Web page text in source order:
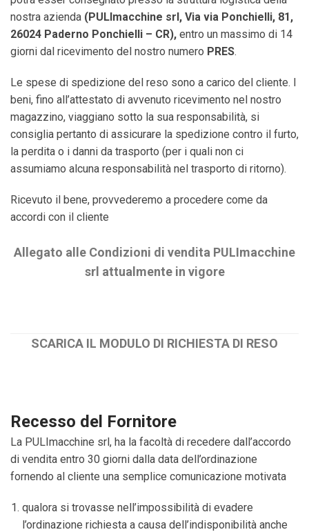
nostra azienda (PULImacchine srl, Via via Ponchielli, 81,
26024 Paderno Ponchielli – CR), entro un massimo di 14
giorni dal ricevimento del nostro numero PRES.
Le spese di spedizione del reso sono a carico del cliente. I
beni, fino all’attestato di avvenuto ricevimento nel nostro
magazzino, viaggiano sotto la sua responsabilità, si
consiglia pertanto di assicurare la spedizione contro il furto,
la perdita o i danni da trasporto (per i quali non ci
assumiamo alcuna responsabilità nel trasporto di ritorno).
Ricevuto il bene, provvederemo a procedere come da
accordi con il cliente
Allegato alle Condizioni di vendita PULImacchine
srl attualmente in vigore
SCARICA IL MODULO DI RICHIESTA DI RESO
Recesso del Fornitore
La PULImacchine srl, ha la facoltà di recedere dall’accordo
di vendita entro 30 giorni dalla data dell’ordinazione
fornendo al cliente una semplice comunicazione motivata
qualora si trovasse nell’impossibilità di evadere
l’ordinazione richiesta a causa dell’indisponibilità anche